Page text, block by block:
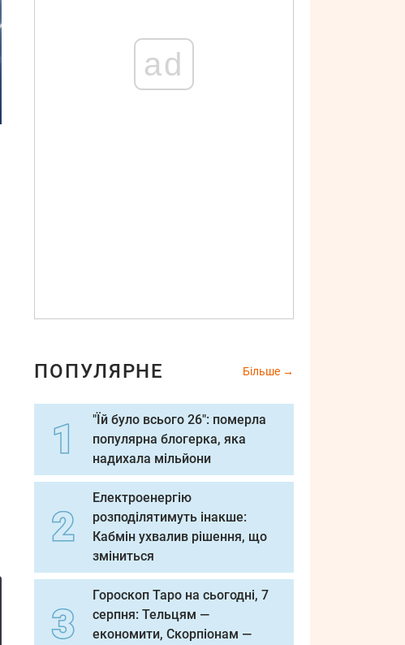
ad
ПОПУЛЯРНЕ Більше
"Їй було всього 26": померла
популярна блогерка, яка
надихала мільйони
Електроенергію
розподілятимуть інакше:
Кабмін ухвалив рішення, що
зміниться
Гороскоп Таро на сьогодні, 7
серпня: Тельцям —
економити, Скорпіонам —